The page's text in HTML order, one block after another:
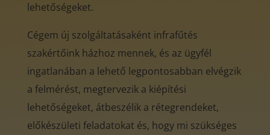
lehetőségeket.
Cégem új szolgáltatásaként infrafűtés
szakértőink házhoz mennek, és az ügyfél
ingatlanában a lehető legpontosabban elvégzik
a felmérést, megtervezik a kiépítési
lehetőségeket, átbeszélik a rétegrendeket,
előkészületi feladatokat és, hogy mi szükséges